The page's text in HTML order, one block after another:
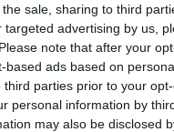
sale, sharing to third
advertising by us,
note that after your
based ads based on
third parties prior to your
personal information by
may also be disclosed